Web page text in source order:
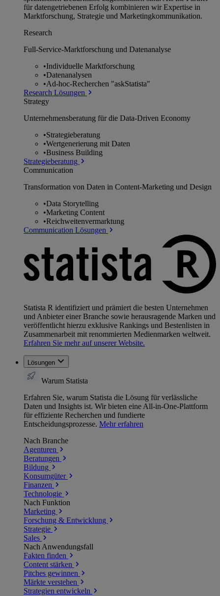
für datengetriebenen Erfolg kombinieren wir Expertise in
Marktforschung, Strategie und Marketingkommunikation.
Research
Full-Service-Marktforschung und Datenanalyse
•Individuelle Marktforschung
•Datenanalysen
•Ad-hoc-Recherchen "askStatista"
Research Lösungen
Strategy
Unternehmens­beratung für die Data-Driven Economy
•Strategieberatung
•Wertgenerierung mit Daten
•Business Building
Strategieberatung
Communication
Transformation von Daten in Content-Marketing und Design
•Data Storytelling
•Marketing Content
•Reichweitenvermarktung
Communication Lösungen
Statista R identifiziert und prämiert die besten Unternehmen
und Anbieter einer Branche sowie herausragende Marken und
veröffentlicht hierzu exklusive Rankings und Bestenlisten in
Zusammenarbeit mit renommierten Medienmarken weltweit.
Erfahren Sie mehr auf unserer Website.
Lösungen
Warum Statista
Erfahren Sie, warum Statista die Lösung für verlässliche
Daten und Insights ist. Wir bieten eine All-in-One-Plattform
für effiziente Recherchen und fundierte
Entscheidungsprozesse. Mehr erfahren
Nach Branche
Agenturen
Beratungen
Bildung
Konsumgüter
Finanzen
Technologie
Nach Funktion
Marketing
Forschung & Entwicklung
Strategie
Sales
Nach Anwendungsfall
Fakten finden
Content stärken
Pitches gewinnen
Märkte verstehen
Strategien entwickeln